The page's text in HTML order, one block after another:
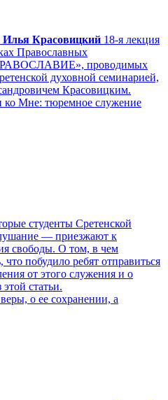
Илья Красовицкий 18-я лекция
Православных
проводимых
духовной семинарией,
Красовицким.
Мне: тюремное служение
студенты Сретенской
— приезжают к
свободы. О том, в чем
что побудило ребят отправиться
от этого служения и о
статьи.
о ее сохранении, а